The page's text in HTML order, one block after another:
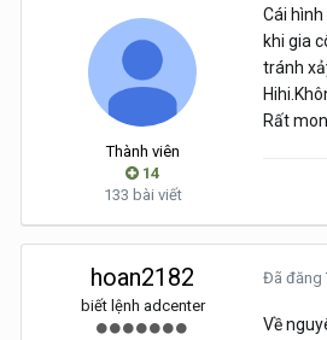
Thành viên
14
133 bài viết
Cái
khi gia
tránh
Rất
hoan2182
biết lệnh adcenter
Đã đăng
Về